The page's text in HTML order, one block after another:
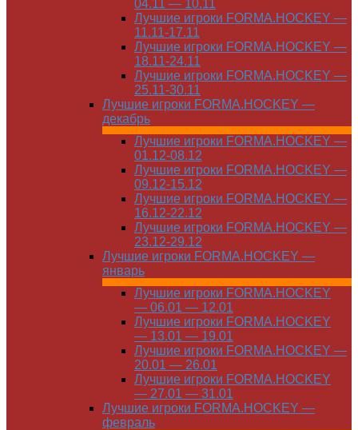
04.11 — 10.11
Лучшие игроки FORMA.HOCKEY —
11.11-17.11
Лучшие игроки FORMA.HOCKEY —
18.11-24.11
Лучшие игроки FORMA.HOCKEY —
25.11-30.11
Лучшие игроки FORMA.HOCKEY —
декабрь
Лучшие игроки FORMA.HOCKEY —
01.12-08.12
Лучшие игроки FORMA.HOCKEY —
09.12-15.12
Лучшие игроки FORMA.HOCKEY —
16.12-22.12
Лучшие игроки FORMA.HOCKEY —
23.12-29.12
Лучшие игроки FORMA.HOCKEY —
январь
Лучшие игроки FORMA.HOCKEY
— 06.01 — 12.01
Лучшие игроки FORMA.HOCKEY
— 13.01 — 19.01
Лучшие игроки FORMA.HOCKEY —
20.01 — 26.01
Лучшие игроки FORMA.HOCKEY
— 27.01 — 31.01
Лучшие игроки FORMA.HOCKEY —
февраль